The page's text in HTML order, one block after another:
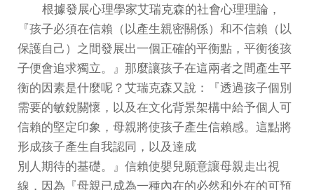
根據發展心理學家艾瑞克森的社會心理理論，
『孩子必須在信賴（以產生親密關係）和不信賴（以
保護自己）之間發展出一個正確的平衡點，平衡後孩
子便會追求獨立。』那麼讓孩子在這兩者之間產生平
衡的因素是什麼呢？艾瑞克森又說：『透過孩子個別
需要的敏銳關懷，以及在文化背景架構中給予個人可
信賴的堅定印象，母親將使孩子產生信賴感。這點將
形成孩子產生自我認同，以及達成
別人期待的基礎。』信賴使嬰兒願意讓母親走出視
線，因為『母親已成為一種內在的必然和外在的可預